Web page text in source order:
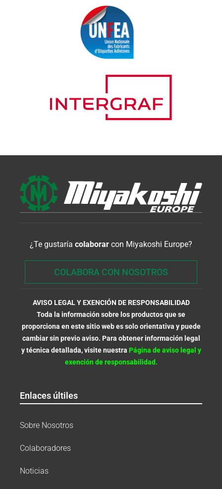
¿Te gustaría colaborar con Miyakoshi Europe?
COLABORA CON NOSOTROS
AVISO LEGAL Y EXENCIÓN DE RESPONSABILIDAD
Toda la información sobre los productos que se
proporciona en este sitio web es solo orientativa y puede
cambiar sin previo aviso. Para obtener información legal
y técnica detallada, visite nuestra Página de aviso legal y
exención de responsabilidad.
Enlaces últiles
Sobre Nosotros
Colaboradores
Noticias